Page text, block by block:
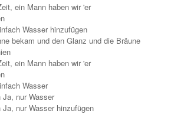
ein Mann haben wir 'er
Wasser hinzufügen
bekam und den Glanz und die Bräune
ein Mann haben wir 'er
Wasser
Ja, nur Wasser
Ja, nur Wasser hinzufügen